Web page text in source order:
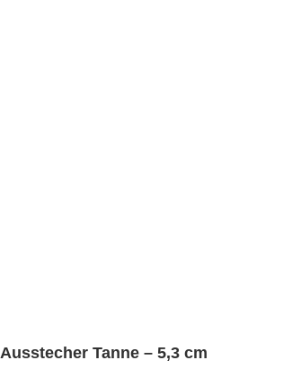
Ausstecher Tanne – 5,3 cm